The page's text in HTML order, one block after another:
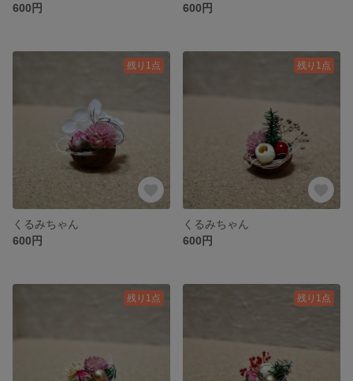
600円
600円
残り1点
くるみちゃん
600円
残り1点
くるみちゃん
600円
残り1点 残り1点